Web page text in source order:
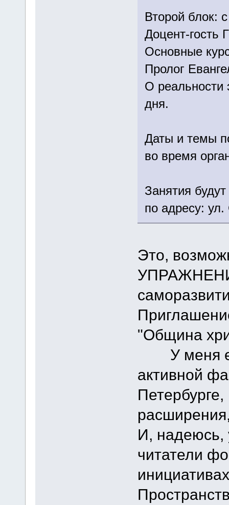
Второй блок:
Доцент-гость
Основные
Пролог
О реальности
дня.
Даты и темы
во время
Занятия
по адресу:
Это,
"Община
У меня
активной
И, надеюсь,
читатели